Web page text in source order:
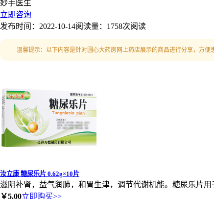
妙手医生
立即咨询
发布时间：2022-10-14阅读量：1758次阅读
温馨提示：以下内容是针对圆心大药房网上药店展示的商品进行分享，方
汝立康 糖尿乐片 0.62g×10片
滋阴补肾，益气润肺，和胃生津，调节代谢机能。糖尿乐片
￥5.00立即购买>>